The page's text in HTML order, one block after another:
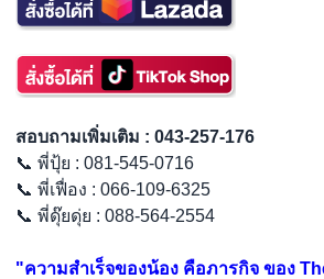
สอบถามเพิ่มเติม : 043-257-176
📞 พี่ปุ้ย : 081-545-0716
📞 พี่เฟื่อง : 066-109-6325
📞 พี่ดุ๊ยดุ่ย : 088-564-2554
"ความสำเร็จของน้อง คือภารกิจ ของ